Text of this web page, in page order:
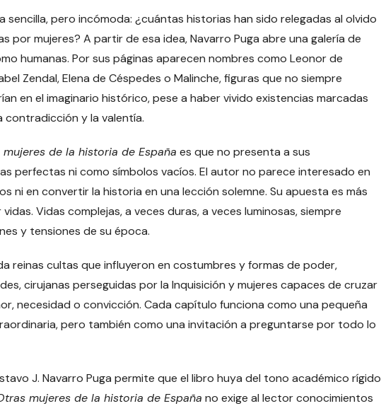
sencilla, pero incómoda: ¿cuántas historias han sido relegadas al olvido
por mujeres? A partir de esa idea, Navarro Puga abre una galería de
humanas. Por sus páginas aparecen nombres como Leonor de
Zendal, Elena de Céspedes o Malinche, figuras que no siempre
en el imaginario histórico, pese a haber vivido existencias marcadas
contradicción y la valentía.
mujeres de la historia de España es que no presenta a sus
perfectas ni como símbolos vacíos. El autor no parece interesado en
ni en convertir la historia en una lección solemne. Su apuesta es más
Vidas complejas, a veces duras, a veces luminosas, siempre
y tensiones de su época.
reinas cultas que influyeron en costumbres y formas de poder,
cirujanas perseguidas por la Inquisición y mujeres capaces de cruzar
necesidad o convicción. Cada capítulo funciona como una pequeña
pero también como una invitación a preguntarse por todo lo
J. Navarro Puga permite que el libro huya del tono académico rígido
mujeres de la historia de España no exige al lector conocimientos